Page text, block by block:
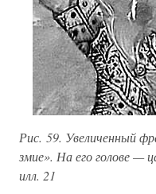
Рис. 59. Увеличенный
змие». На его голове —
илл. 21